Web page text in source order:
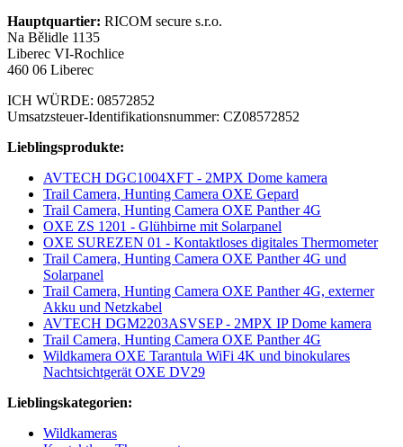
Hauptquartier: RICOM secure s.r.o.
Na Bělidle 1135
Liberec VI-Rochlice
460 06 Liberec
ICH WÜRDE: 08572852
Umsatzsteuer-Identifikationsnummer: CZ08572852
Lieblingsprodukte:
AVTECH DGC1004XFT - 2MPX Dome kamera
Trail Camera, Hunting Camera OXE Gepard
Trail Camera, Hunting Camera OXE Panther 4G
OXE ZS 1201 - Glühbirne mit Solarpanel
OXE SUREZEN 01 - Kontaktloses digitales Thermometer
Trail Camera, Hunting Camera OXE Panther 4G und
Solarpanel
Trail Camera, Hunting Camera OXE Panther 4G, externer
Akku und Netzkabel
AVTECH DGM2203ASVSEP - 2MPX IP Dome kamera
Trail Camera, Hunting Camera OXE Panther 4G
Wildkamera OXE Tarantula WiFi 4K und binokulares
Nachtsichtgerät OXE DV29
Lieblingskategorien:
Wildkameras